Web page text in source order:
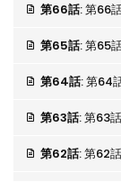
第66話: 第66
第65話: 第65
第64話: 第64
第63話: 第63話
第62話: 第62話